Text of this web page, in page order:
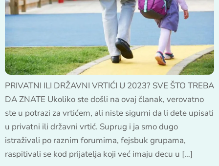
PRIVATNI ILI DRŽAVNI VRTIĆI U 2023? SVE ŠTO TREBA
DA ZNATE Ukoliko ste došli na ovaj članak, verovatno
ste u potrazi za vrtićem, ali niste sigurni da li dete upisati
u privatni ili državni vrtić. Suprug i ja smo dugo
istraživali po raznim forumima, fejsbuk grupama,
raspitivali se kod prijatelja koji već imaju decu u […]